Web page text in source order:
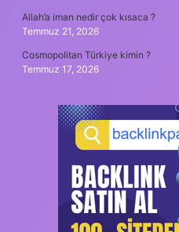
Allah’a iman nedir çok kısaca ?
Temmuz 21, 2026
Cosmopolitan Türkiye kimin ?
Temmuz 17, 2026